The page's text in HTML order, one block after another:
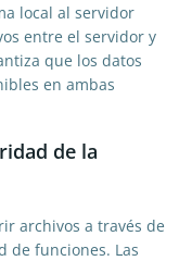
local al servidor
entre el servidor y
que los datos
en ambas
de la
archivos a través de
de funciones. Las